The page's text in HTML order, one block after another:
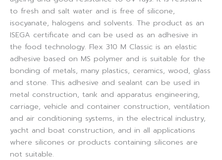
to fresh and salt water and is free of silicone,
isocyanate, halogens and solvents. The product as an
ISEGA certificate and can be used as an adhesive in
the food technology. Flex 310 M Classic is an elastic
adhesive based on MS polymer and is suitable for the
bonding of metals, many plastics, ceramics, wood, glass
and stone. This adhesive and sealant can be used in
metal construction, tank and apparatus engineering,
carriage, vehicle and container construction, ventilation
and air conditioning systems, in the electrical industry,
yacht and boat construction, and in all applications
where silicones or products containing silicones are
not suitable.